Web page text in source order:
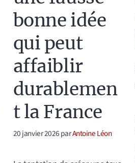
bonne idée
qui peut
affaiblir
durablemen
t la France
20 janvier 2026parAntoine Léon